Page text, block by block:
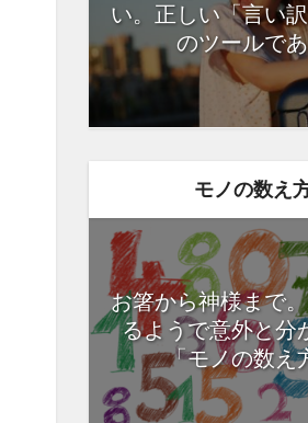
い。正しい「言い
のツールで
モノの数え
お箸から神様まで
るようで意外と分
「モノの数え